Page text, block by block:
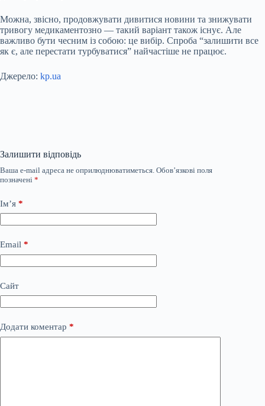
Можна, звісно, продовжувати дивитися новини та знижувати
тривогу медикаментозно — такий варіант також існує. Але
важливо бути чесним із собою: це вибір. Спроба “залишити все
як є, але перестати турбуватися” найчастіше не працює.
Джерело: kp.ua
Залишити відповідь
Ваша e-mail адреса не оприлюднюватиметься. Обов’язкові поля
позначені *
Ім’я *
Email *
Сайт
Додати коментар *